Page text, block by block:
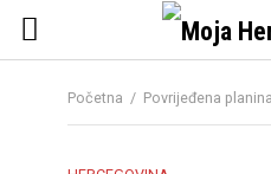
Početna / Povrijeđena